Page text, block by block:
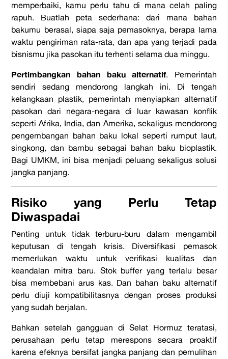
memperbaiki, kamu perlu tahu di mana celah paling
rapuh. Buatlah peta sederhana: dari mana bahan
bakumu berasal, siapa saja pemasoknya, berapa lama
waktu pengiriman rata-rata, dan apa yang terjadi pada
bisnismu jika pasokan itu terhenti selama dua minggu.
Pertimbangkan bahan baku alternatif. Pemerintah
sendiri sedang mendorong langkah ini. Di tengah
kelangkaan plastik, pemerintah menyiapkan alternatif
pasokan dari negara-negara di luar kawasan konflik
seperti Afrika, India, dan Amerika, sekaligus mendorong
pengembangan bahan baku lokal seperti rumput laut,
singkong, dan bambu sebagai bahan baku bioplastik.
Bagi UMKM, ini bisa menjadi peluang sekaligus solusi
jangka panjang.
Risiko yang Perlu Tetap
Diwaspadai
Penting untuk tidak terburu-buru dalam mengambil
keputusan di tengah krisis. Diversifikasi pemasok
memerlukan waktu untuk verifikasi kualitas dan
keandalan mitra baru. Stok buffer yang terlalu besar
bisa membebani arus kas. Dan bahan baku alternatif
perlu diuji kompatibilitasnya dengan proses produksi
yang sudah berjalan.
Bahkan setelah gangguan di Selat Hormuz teratasi,
perusahaan perlu tetap merespons secara proaktif
karena efeknya bersifat jangka panjang dan pemulihan